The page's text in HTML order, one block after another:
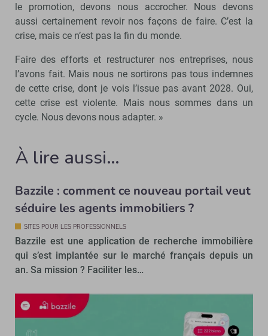
le promotion, devons nous accrocher. Nous devons
aussi certainement revoir nos façons de faire. C’est la
crise, mais ce n’est pas la fin du monde.
Faire des efforts et restructurer nos entreprises, nous
l’avons fait. Mais nous ne sortirons pas tous indemnes
de cette crise, dont je vois l’issue pas avant 2028. Oui,
cette crise est violente. Mais nous sommes dans un
cycle. Nous devons nous adapter. »
À lire aussi…
Bazzile : comment ce nouveau portail veut
séduire les agents immobiliers ?
SITES POUR LES PROFESSIONNELS
Bazzile est une application de recherche immobilière
qui s’est implantée sur le marché français depuis un
an. Sa mission ? Faciliter les…